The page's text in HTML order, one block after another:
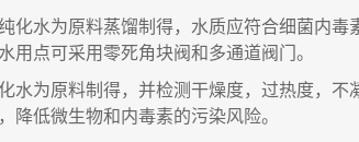
化水为原料蒸馏制得，水质应符合细菌内毒
点可采用零死角块阀和多通道阀门。
水为原料制得， 并检测干燥度， 过热度， 不
降低微生物和内毒素的污染风险。